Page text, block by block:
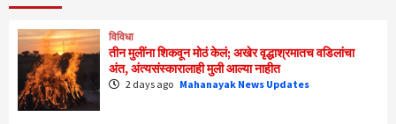
विविधा
तीन मुलींना शिकवून मोठं केलं; अखेर वृद्धाश्रमातच वडिलांचा
अंत, अंत्यसंस्कारालाही मुली आल्या नाहीत
2 days ago Mahanayak News Updates